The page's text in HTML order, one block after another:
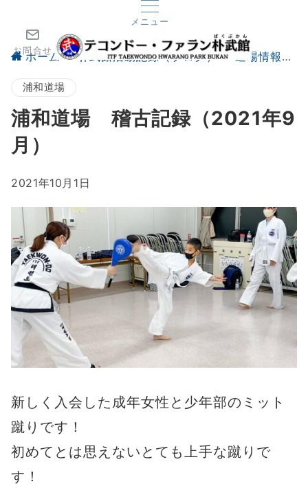
メニュー
お問合せ
ホーム 朴武館活動記録（ブログ） 道場情報
浦和道場
浦和道場 稽古記録（2021年9
月）
2021年10月1日
新しく入会した成年女性と少年部のミット
蹴りです！
初めてとは思えないとても上手な蹴りで
す！